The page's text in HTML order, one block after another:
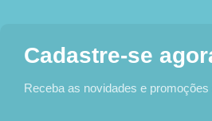
Cadastre-se
Receba as novidades e